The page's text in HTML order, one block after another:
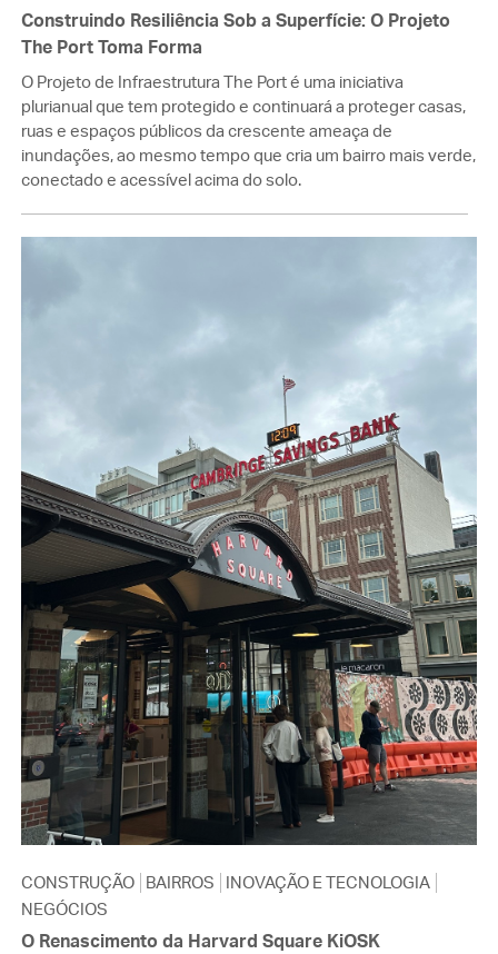
Construindo Resiliência Sob a Superfície: O Projeto
The Port Toma Forma
O Projeto de Infraestrutura The Port é uma iniciativa
plurianual que tem protegido e continuará a proteger casas,
ruas e espaços públicos da crescente ameaça de
inundações, ao mesmo tempo que cria um bairro mais verde,
conectado e acessível acima do solo.
CONSTRUÇÃO BAIRROS
INOVAÇÃO E TECNOLOGIA
NEGÓCIOS
O Renascimento da Harvard Square KiOSK